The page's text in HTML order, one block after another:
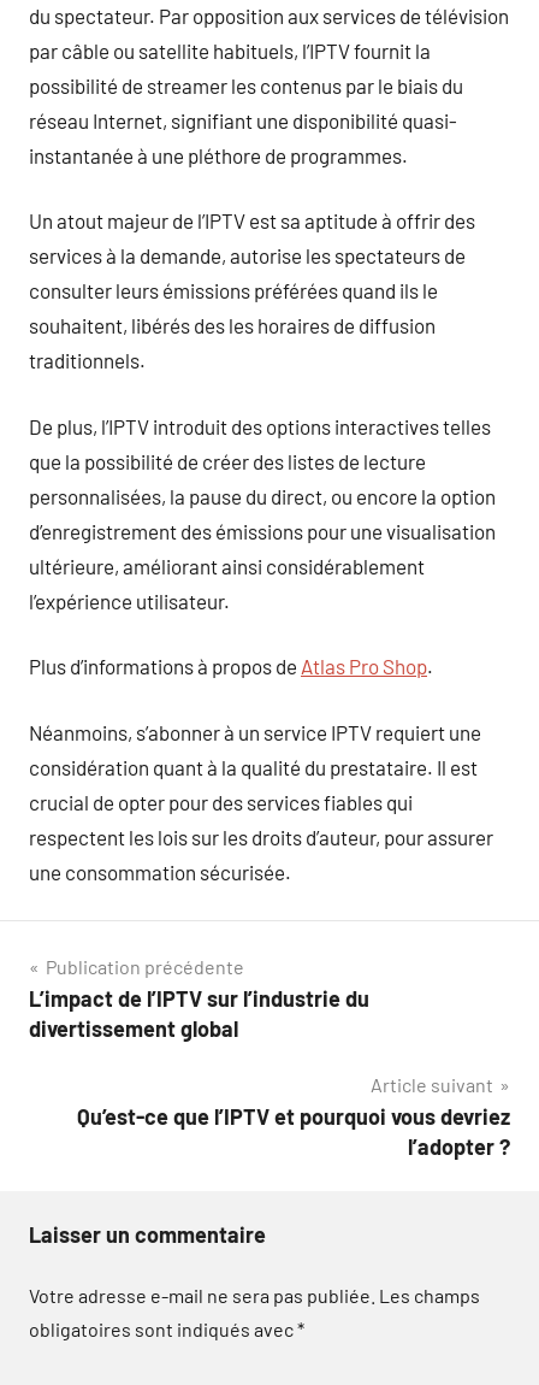
du spectateur. Par opposition aux services de télévision
par câble ou satellite habituels, l’IPTV fournit la
possibilité de streamer les contenus par le biais du
réseau Internet, signifiant une disponibilité quasi-
instantanée à une pléthore de programmes.
Un atout majeur de l’IPTV est sa aptitude à offrir des
services à la demande, autorise les spectateurs de
consulter leurs émissions préférées quand ils le
souhaitent, libérés des les horaires de diffusion
traditionnels.
De plus, l’IPTV introduit des options interactives telles
que la possibilité de créer des listes de lecture
personnalisées, la pause du direct, ou encore la option
d’enregistrement des émissions pour une visualisation
ultérieure, améliorant ainsi considérablement
l’expérience utilisateur.
Plus d’informations à propos de Atlas Pro Shop.
Néanmoins, s’abonner à un service IPTV requiert une
considération quant à la qualité du prestataire. Il est
crucial de opter pour des services fiables qui
respectent les lois sur les droits d’auteur, pour assurer
une consommation sécurisée.
Navigation
de
Publication précédente
L’impact de l’IPTV sur l’industrie du
divertissement global
Article suivant
Qu’est-ce que l’IPTV et pourquoi vous devriez
l’adopter ?
Laisser un commentaire
Votre adresse e-mail ne sera pas publiée. Les champs
obligatoires sont indiqués avec*